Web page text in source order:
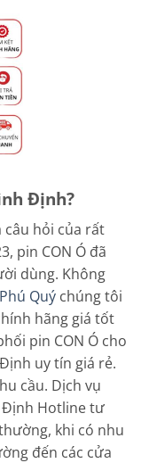
Định?
hỏi của rất
pin CON Ó đã
dùng. Không
Quý chúng tôi
hãng giá tốt
pin CON Ó cho
uy tín giá rẻ.
cầu. Dịch vụ
Định Hotline tư
khi có nhu
đến các cửa